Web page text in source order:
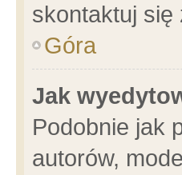
skontaktuj się
Góra
Jak
Podobnie jak
autorów,